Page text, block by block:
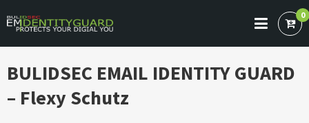
to
content
BULIDSEC EMAIL IDENTITY GUARD
Protects Your Digital You
0
BULIDSEC EMAIL IDENTITY GUARD
– Flexy Schutz